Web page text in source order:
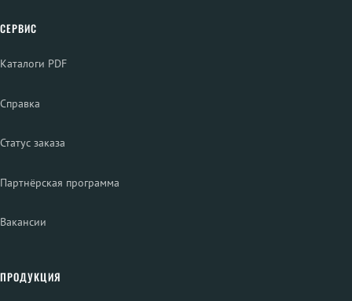
СЕРВИС
Каталоги PDF
Справка
Статус заказа
Партнёрская программа
Вакансии
ПРОДУКЦИЯ